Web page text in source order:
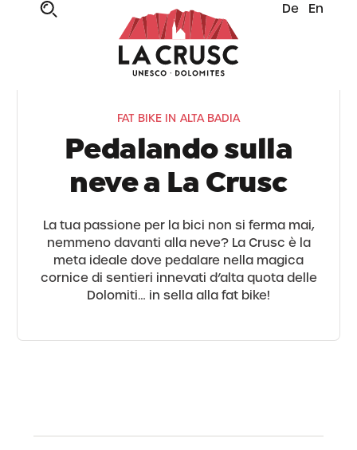
De En
FAT BIKE IN ALTA BADIA
Pedalando sulla
neve a La Crusc
La tua passione per la bici non si ferma mai,
nemmeno davanti alla neve? La Crusc è la
meta ideale dove pedalare nella magica
cornice di sentieri innevati d’alta quota delle
Dolomiti… in sella alla fat bike!